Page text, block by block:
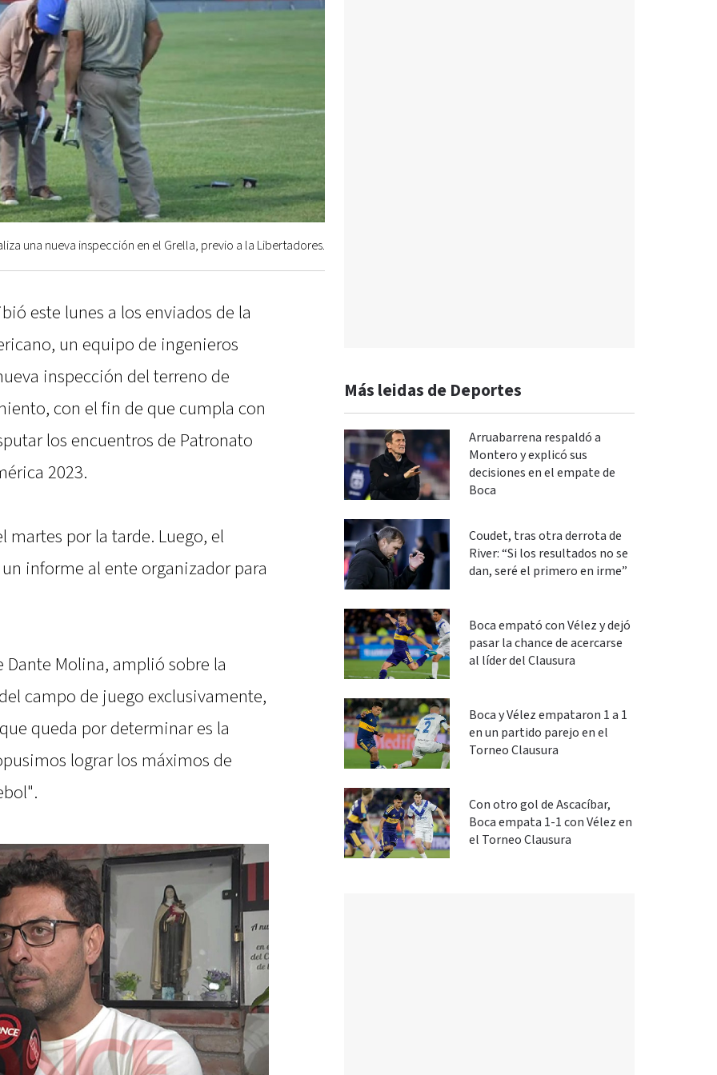
una nueva inspección en el Grella, previo a la Libertadores.
este lunes a los enviados de la
un equipo de ingenieros
inspección del terreno de
con el fin de que cumpla con
los encuentros de Patronato
2023.
martes por la tarde. Luego, el
informe al ente organizador para
Molina, amplió sobre la
campo de juego exclusivamente,
queda por determinar es la
lograr los máximos de
Más leidas de Deportes
Arruabarrena respaldó a
Montero y explicó sus
decisiones en el empate de
Boca
Coudet, tras otra derrota de
River: “Si los resultados no se
dan, seré el primero en irme”
Boca empató con Vélez y dejó
pasar la chance de acercarse
al líder del Clausura
Boca y Vélez empataron 1 a 1
en un partido parejo en el
Torneo Clausura
Con otro gol de Ascacíbar,
Boca empata 1-1 con Vélez en
el Torneo Clausura